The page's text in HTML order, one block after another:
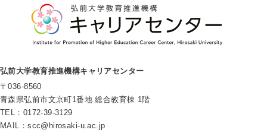
弘前大学教育推進機構キャリアセンター
〒036-8560
青森県弘前市文京町1番地 総合教育棟 1階
TEL：0172-39-3129
MAIL：scc@hirosaki-u.ac.jp